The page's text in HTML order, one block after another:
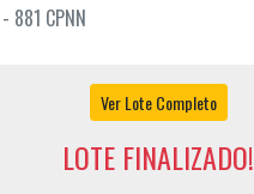
- 881 CPNN
Ver Lote Completo
LOTE FINALIZADO!